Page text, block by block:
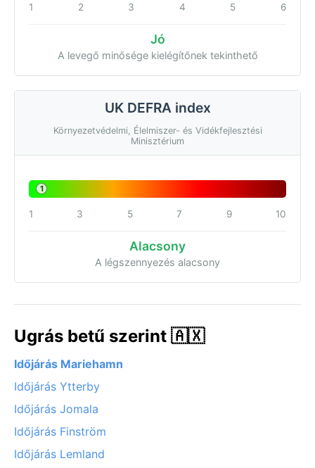
1 2 3 4 5 6
Jó
A levegő minősége kielégítőnek tekinthető
UK DEFRA index
Környezetvédelmi, Élelmiszer- és Vidékfejlesztési
Minisztérium
1
1 3 5 7 9 10
Alacsony
A légszennyezés alacsony
Ugrás betű szerint 🇦🇽
Időjárás Mariehamn
Időjárás Ytterby
Időjárás Jomala
Időjárás Finström
Időjárás Lemland